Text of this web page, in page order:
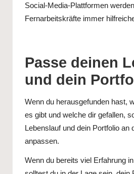
Social-Media-Plattformen
Fernarbeitskräfte immer
Passe deinen
und dein
Wenn du herausgefunden hast,
es gibt und welche dir gefallen,
Lebenslauf und dein Portfolio an
anpassen.
Wenn du bereits viel Erfahrung